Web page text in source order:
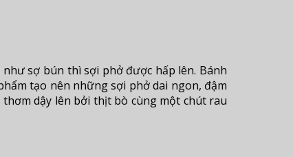
sợ bún thì sợi phở được hấp lên. Bánh
tạo nên những sợi phở dai ngon, đậm
dậy lên bởi thịt bò cùng một chút rau